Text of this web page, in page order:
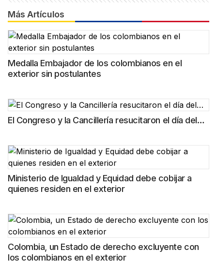
Más Artículos
Medalla Embajador de los colombianos en el
exterior sin postulantes
El Congreso y la Cancillería resucitaron el día del…
Ministerio de Igualdad y Equidad debe cobijar a
quienes residen en el exterior
Colombia, un Estado de derecho excluyente con
los colombianos en el exterior